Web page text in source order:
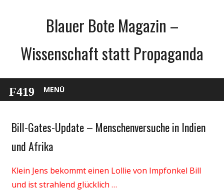
Blauer Bote Magazin –
Wissenschaft statt Propaganda
MENÜ
Gesellschaft
Wirtschaft
Wissenschaft
Bill-Gates-Update – Menschenversuche in Indien
und Afrika
Klein Jens bekommt einen Lollie von Impfonkel Bill
und ist strahlend glücklich …